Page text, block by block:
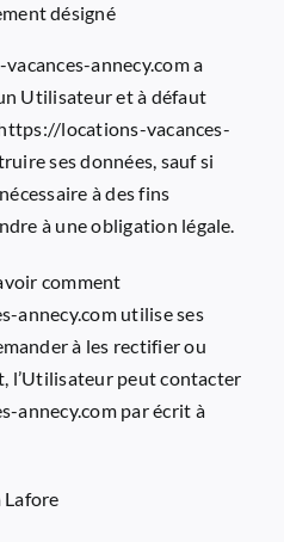
désigné
annecy.coma
Utilisateur et à défaut
locations-vacances-
ses données, sauf si
à des fins
à une obligation légale.
comment
annecy.comutilise ses
à les rectifier ou
l’Utilisateur peut contacter
annecy.compar écrit à
Lafore